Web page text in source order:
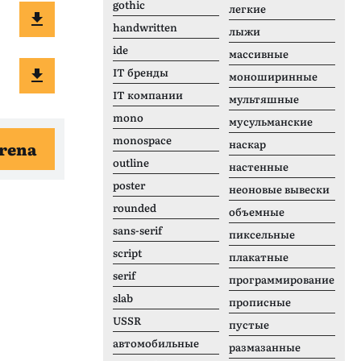
gothic
handwritten
ide
IT бренды
IT компании
mono
monospace
outline
poster
rounded
sans-serif
script
serif
slab
USSR
автомобильные
легкие
лыжи
массивные
моноширинные
мультяшные
мусульманские
наскар
настенные
неоновые вывески
объемные
пиксельные
плакатные
программирование
прописные
пустые
размазанные